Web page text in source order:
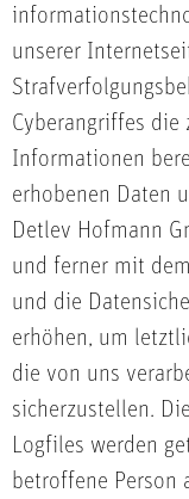
unserer
Cyberangriffes
Informationen
erhobenen Daten
Detlev Hofmann
und ferner mit
und die
erhöhen, um
die von uns
sicherzustellen.
Logfiles werden
betroffene Person